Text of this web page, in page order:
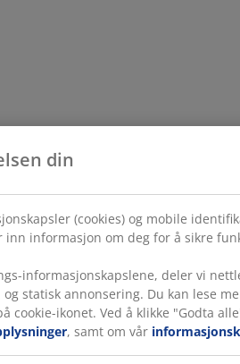
din
(cookies) og mobile
inn informasjon om deg for å sikre
informasjonskapslene, deler vi
og statisk annonsering. Du kan lese
cookie-ikonet. Ved å klikke "Godta
, samt om vår